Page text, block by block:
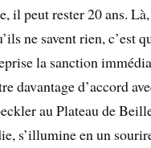
il peut rester 20 ans.
ne savent rien, c’est
la sanction
davantage d’accord
au Plateau de
s’illumine en un